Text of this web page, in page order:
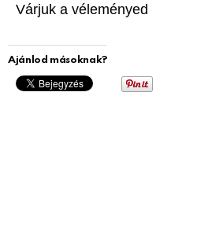
Várjuk a véleményed
Ajánlod másoknak?